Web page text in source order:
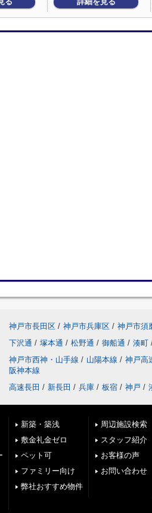
神戸市長田区 / 神戸市兵庫区 / 神戸市須
下沢通 / 塚本通 / 松野通 / 御船通 / 湊町
神戸市西神・山手線 / 山陽本線 / 神戸高
阪神本線
高速長田 / 新長田 / 兵庫 / 板宿 / 神戸 /
新築・築浅
敷金礼金ゼロ
ペット可
ファミリー向け
弊社おすすめ物件
周辺施設検索
スタッフ紹介
お客様の声
お問い合わせ